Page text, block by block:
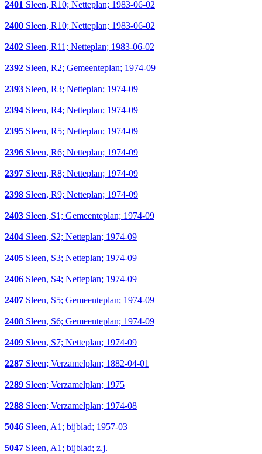
2401 Sleen, R10; Netteplan; 1983-06-02
2400 Sleen, R10; Netteplan; 1983-06-02
2402 Sleen, R11; Netteplan; 1983-06-02
2392 Sleen, R2; Gemeenteplan; 1974-09
2393 Sleen, R3; Netteplan; 1974-09
2394 Sleen, R4; Netteplan; 1974-09
2395 Sleen, R5; Netteplan; 1974-09
2396 Sleen, R6; Netteplan; 1974-09
2397 Sleen, R8; Netteplan; 1974-09
2398 Sleen, R9; Netteplan; 1974-09
2403 Sleen, S1; Gemeenteplan; 1974-09
2404 Sleen, S2; Netteplan; 1974-09
2405 Sleen, S3; Netteplan; 1974-09
2406 Sleen, S4; Netteplan; 1974-09
2407 Sleen, S5; Gemeenteplan; 1974-09
2408 Sleen, S6; Gemeenteplan; 1974-09
2409 Sleen, S7; Netteplan; 1974-09
2287 Sleen; Verzamelplan; 1882-04-01
2289 Sleen; Verzamelplan; 1975
2288 Sleen; Verzamelplan; 1974-08
5046 Sleen, A1; bijblad; 1957-03
5047 Sleen, A1; bijblad; z.j.